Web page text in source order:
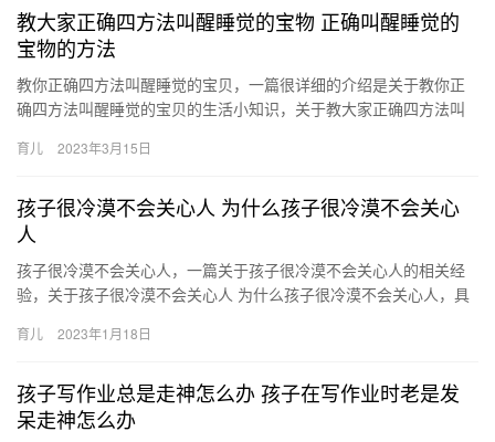
教大家正确四方法叫醒睡觉的宝物 正确叫醒睡觉的
宝物的方法
教你正确四方法叫醒睡觉的宝贝，一篇很详细的介绍是关于教你正
确四方法叫醒睡觉的宝贝的生活小知识，关于教大家正确四方法叫
柔…
育儿 2023年3月15日
孩子很冷漠不会关心人 为什么孩子很冷漠不会关心
人
孩子很冷漠不会关心人，一篇关于孩子很冷漠不会关心人的相关经
验，关于孩子很冷漠不会关心人 为什么孩子很冷漠不会关心人，具
育儿 2023年1月18日
孩子写作业总是走神怎么办 孩子在写作业时老是发
呆走神怎么办